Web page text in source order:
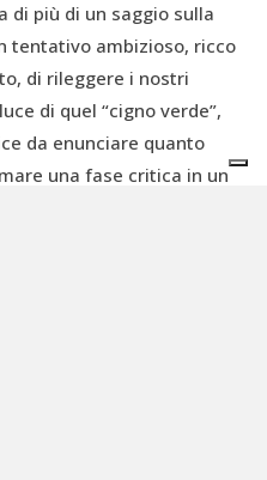
di più di un saggio sulla
tentativo ambizioso, ricco
di rileggere i nostri
di quel “cigno verde”,
da enunciare quanto
una fase critica in un